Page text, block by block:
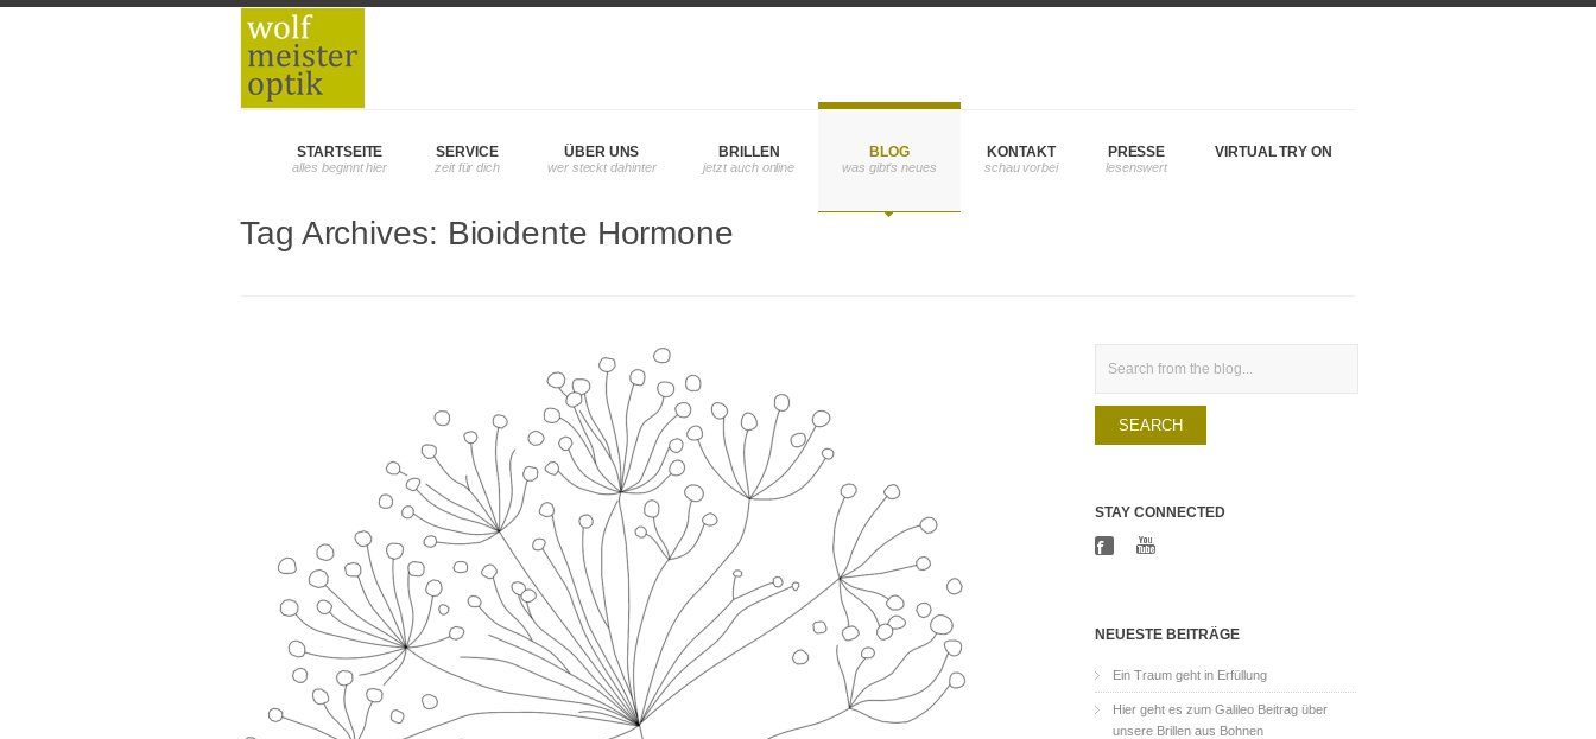
STARTSEITE SERVICE ÜBER UNS BRILLEN BLOG KONTAKT PRESSE VIRTUAL TRY ON
Tag Archives: Bioidente Hormone
STAY CONNECTED
NEUESTE BEITRÄGE
Ein Traum geht in Erfüllung
Hier geht es zum Galileo Beitrag über
unsere Brillen aus Bohnen